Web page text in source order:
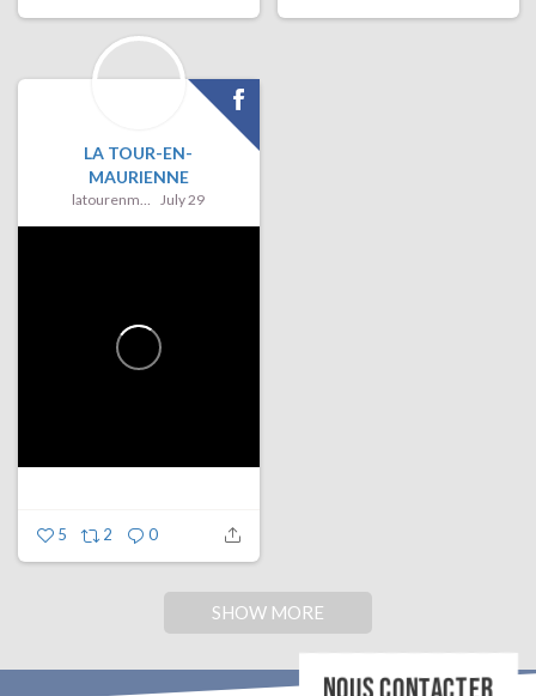
LA TOUR-EN-
MAURIENNE
latourenmaurienne July 29
5 2 0
SHOW MORE